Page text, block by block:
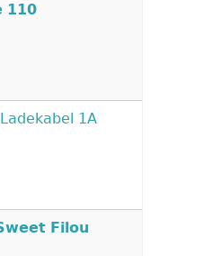
110
Ladekabel 1A
Filou